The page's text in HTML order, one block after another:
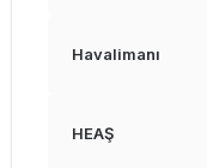
Havalimanı
HEAŞ